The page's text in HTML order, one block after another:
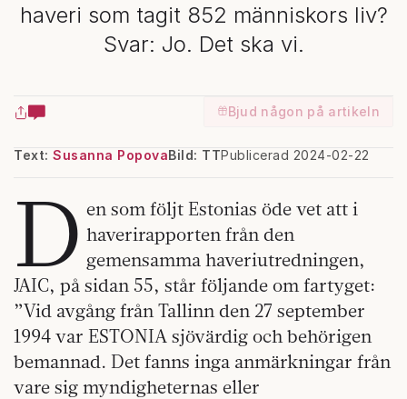
haveri som tagit 852 människors liv?
Svar: Jo. Det ska vi.
Bjud någon på artikeln
Text: Susanna Popova Publicerad 2024-02-22
Bild: TT
D en som följt Estonias öde vet att i
haverirapporten från den
gemensamma haveriutredningen,
JAIC, på sidan 55, står följande om fartyget:
”Vid avgång från Tallinn den 27 september
1994 var ESTONIA sjövärdig och behörigen
bemannad. Det fanns inga anmärkningar från
vare sig myndigheternas eller